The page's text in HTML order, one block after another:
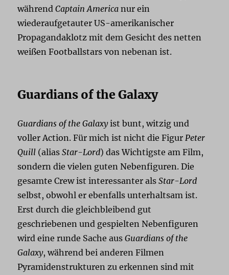
währendCaptain America nur ein
wiederaufgetauter US-amerikanischer
Propagandaklotz mit dem Gesicht des netten
weißen Footballstars von nebenan ist.
Guardians of the Galaxy
Guardians of the Galaxyist bunt, witzig und
voller Action. Für mich ist nicht die Figur Peter
Quill (aliasStar-Lord) das Wichtigste am Film,
sondern die vielen guten Nebenfiguren. Die
gesamte Crew ist interessanter alsStar-Lord
selbst, obwohl er ebenfalls unterhaltsam ist.
Erst durch die gleichbleibend gut
geschriebenen und gespielten Nebenfiguren
wird eine runde Sache ausGuardians of the
Galaxy, während bei anderen Filmen
Pyramidenstrukturen zu erkennen sind mit